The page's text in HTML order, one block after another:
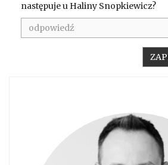
następuje u Haliny Snopkiewicz?